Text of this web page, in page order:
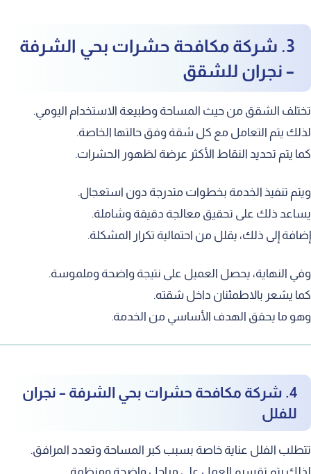
3. شركة مكافحة حشرات بحي الشرفة
– نجران للشقق
الشقق من حيث المساحة وطبيعة الاستخدام اليومي.
يتم التعامل مع كل شقة وفق حالتها الخاصة.
يتم تحديد النقاط الأكثر عرضة لظهور الحشرات.
تنفيذ الخدمة بخطوات متدرجة دون استعجال.
ذلك على تحقيق معالجة دقيقة وشاملة.
إلى ذلك، يقلل من احتمالية تكرار المشكلة.
النهاية، يحصل العميل على نتيجة واضحة وملموسة.
يشعر بالاطمئنان داخل شقته.
ما يحقق الهدف الأساسي من الخدمة.
4. شركة مكافحة حشرات بحي الشرفة – نجران
للفلل
الفلل عناية خاصة بسبب كبر المساحة وتعدد المرافق.